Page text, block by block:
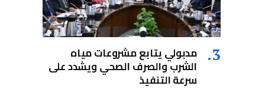
مدبولي يتابع مشروعات مياه
الشرب والصرف الصحي ويشدد على
سرعة التنفيذ